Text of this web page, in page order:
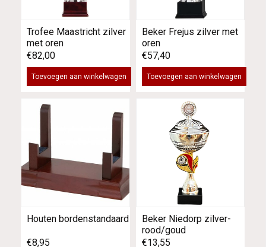
Trofee Maastricht zilver
met oren
€82,00
Toevoegen aan winkelwagen
Beker Frejus zilver met
oren
€57,40
Toevoegen aan winkelwagen
Houten bordenstandaard
€8,95
Beker Niedorp zilver-
rood/goud
€13,55